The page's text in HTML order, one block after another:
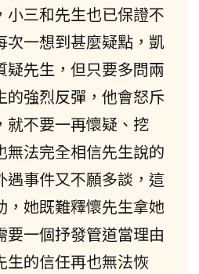
小三和先生也已保證不
次一想到甚麼疑點，凱
疑先生，但只要多問兩
的強烈反彈，他會怒斥
就不要一再懷疑、挖
無法完全相信先生說的
遇事件又不願多談，這
，她既難釋懷先生拿她
要一個抒發管道當理由
生的信任再也無法恢